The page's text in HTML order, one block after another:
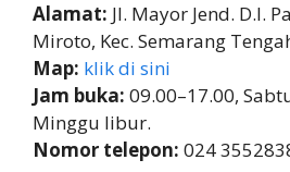
Alamat: Jl. Mayor Jend. D.I.
Miroto, Kec. Semarang
Map: klik di sini
Jam buka: 09.00–17.00,
Minggu libur.
Nomor telepon: 024